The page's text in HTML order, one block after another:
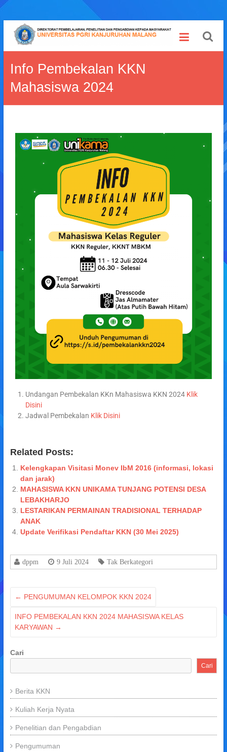
Info Pembekalan KKN
Mahasiswa 2024
Undangan Pembekalan KKn Mahasiswa KKN 2024 Klik
Disini
Jadwal Pembekalan Klik Disini
Related Posts:
Kelengkapan Visitasi Monev IbM 2016 (informasi, lokasi
dan jarak)
MAHASISWA KKN UNIKAMA TUNJANG POTENSI DESA
LEBAKHARJO
LESTARIKAN PERMAINAN TRADISIONAL TERHADAP
ANAK
Update Verifikasi Pendaftar KKN (30 Mei 2025)
dppm 9 Juli 2024 Tak Berkategori
← PENGUMUMAN KELOMPOK KKN 2024
INFO PEMBEKALAN KKN 2024 MAHASISWA KELAS
KARYAWAN →
Cari
Cari
Berita KKN
Kuliah Kerja Nyata
Penelitian dan Pengabdian
Pengumuman